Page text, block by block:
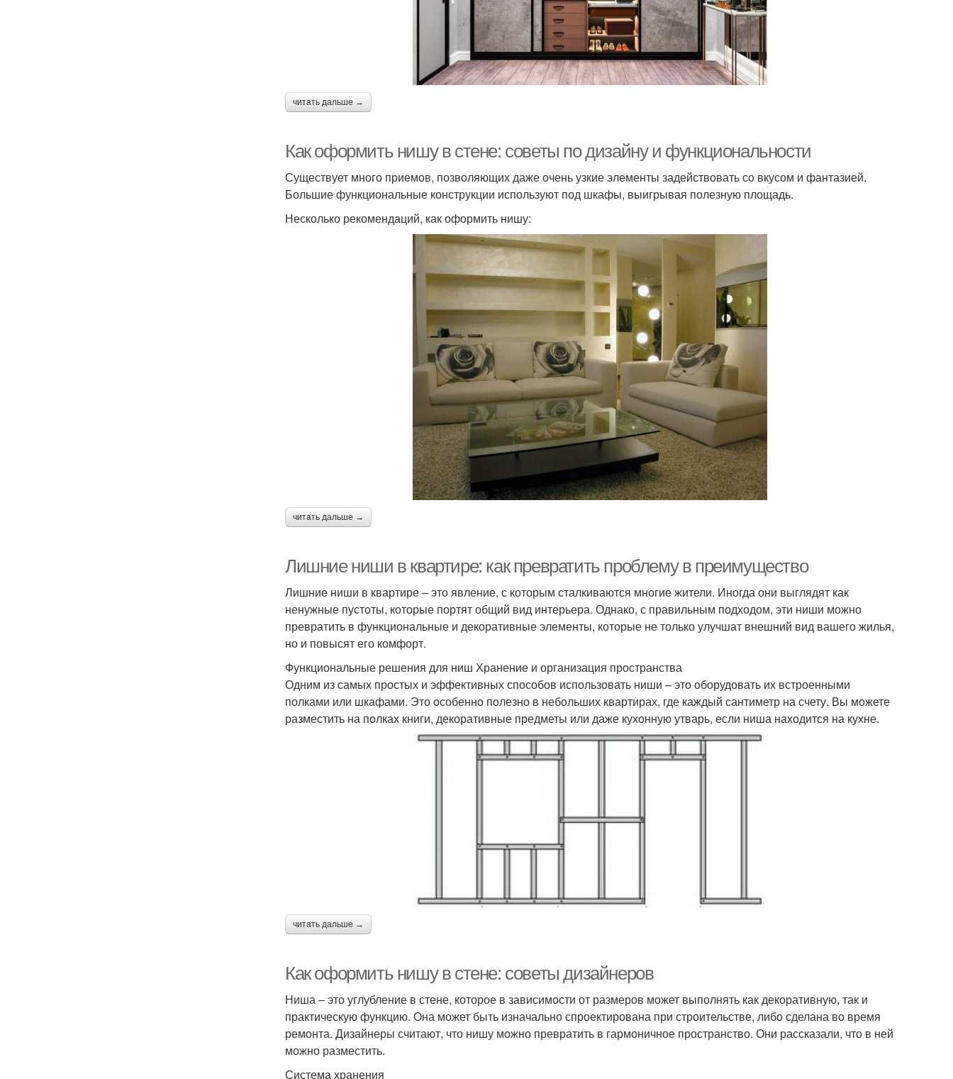
читать дальше →
Как оформить нишу в стене: советы по дизайну и функциональности
Существует много приемов, позволяющих даже очень узкие элементы задействовать со вкусом и фантазией.
Большие функциональные конструкции используют под шкафы, выигрывая полезную площадь.
Несколько рекомендаций, как оформить нишу:
читать дальше →
Лишние ниши в квартире: как превратить проблему в преимущество
Лишние ниши в квартире – это явление, с которым сталкиваются многие жители. Иногда они выглядят как
ненужные пустоты, которые портят общий вид интерьера. Однако, с правильным подходом, эти ниши можно
превратить в функциональные и декоративные элементы, которые не только улучшат внешний вид вашего жилья,
но и повысят его комфорт.
Функциональные решения для ниш Хранение и организация пространства
Одним из самых простых и эффективных способов использовать ниши – это оборудовать их встроенными
полками или шкафами. Это особенно полезно в небольших квартирах, где каждый сантиметр на счету. Вы можете
разместить на полках книги, декоративные предметы или даже кухонную утварь, если ниша находится на кухне.
читать дальше →
Как оформить нишу в стене: советы дизайнеров
Ниша – это углубление в стене, которое в зависимости от размеров может выполнять как декоративную, так и
практическую функцию. Она может быть изначально спроектирована при строительстве, либо сделана во время
ремонта. Дизайнеры считают, что нишу можно превратить в гармоничное пространство. Они рассказали, что в ней
можно разместить.
Система хранения